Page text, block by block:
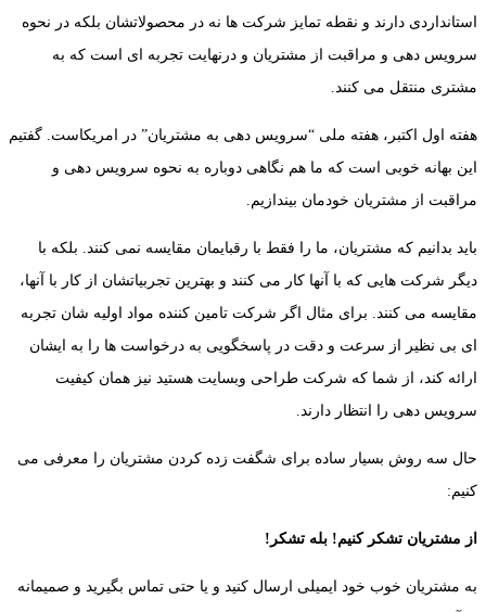
استانداردی دارند و نقطه تمایز شرکت ها نه در محصولاتشان بلکه در نحوه
سرویس دهی و مراقبت از مشتریان و درنهایت تجربه ای است که به
مشتری منتقل می کنند.
هفته اول اکتبر، هفته ملی “سرویس دهی به مشتریان” در امریکاست. گفتیم
این بهانه خوبی است که ما هم نگاهی دوباره به نحوه سرویس دهی و
مراقبت از مشتریان خودمان بیندازیم.
باید بدانیم که مشتریان، ما را فقط با رقبایمان مقایسه نمی کنند. بلکه با
دیگر شرکت هایی که با آنها کار می کنند و بهترین تجربیاتشان از کار با آنها،
مقایسه می کنند. برای مثال اگر شرکت تامین کننده مواد اولیه شان تجربه
ای بی نظیر از سرعت و دقت در پاسخگویی به درخواست ها را به ایشان
ارائه کند، از شما که شرکت طراحی وبسایت هستید نیز همان کیفیت
سرویس دهی را انتظار دارند.
حال سه روش بسیار ساده برای شگفت زده کردن مشتریان را معرفی می
کنیم:
از مشتریان تشکر کنیم! بله تشکر !
به مشتریان خوب خود ایمیلی ارسال کنید و یا حتی تماس بگیرید و صمیمانه